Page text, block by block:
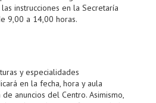
instrucciones en la Secretaría
9,00 a 14,00 horas.
y especialidades
en la fecha, hora y aula
anuncios del Centro. Asimismo,